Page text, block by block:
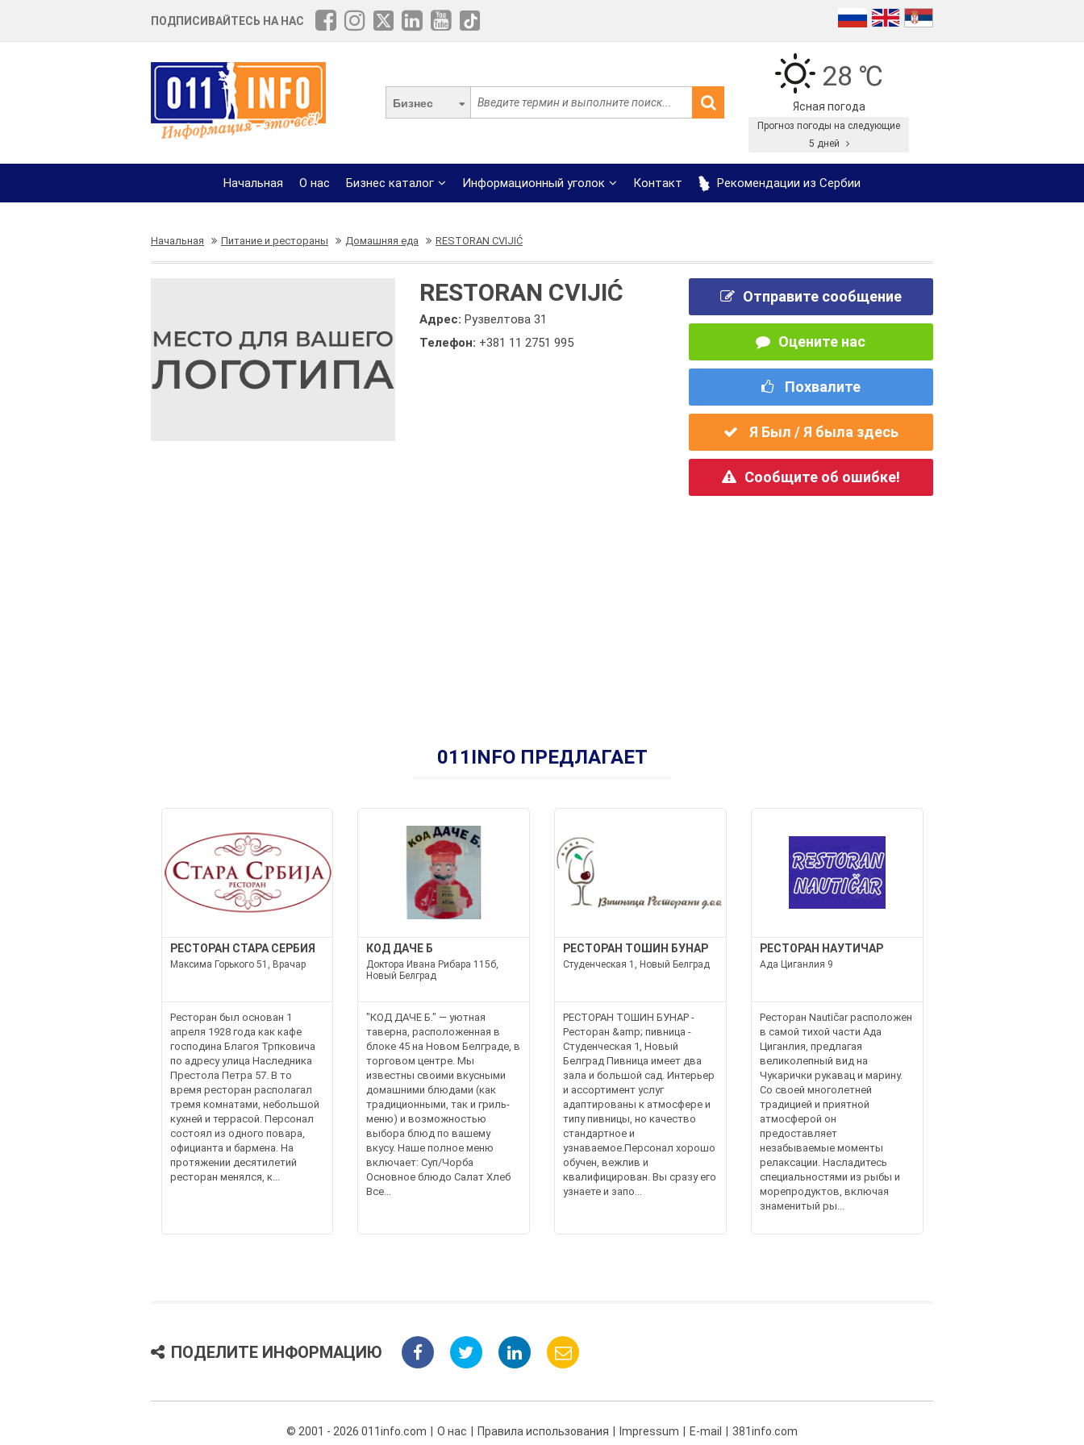
ПОДПИСИВАЙТЕСЬ НА НАС
Бизнес
28 ℃
Ясная погода
Прогноз погоды на следующие
5 дней
Начальная О нас Бизнес каталог Информационный уголок Контакт Рекомендации из Сербии
Начальная Питание и рестораны Домашняя еда RESTORAN CVIJIĆ
RESTORAN CVIJIĆ
Адрес:Рузвелтова 31
Телефон: +381 11 2751 995
Отправите сообщение
Оцените нас
Похвалите
Я Был / Я была здесь
Сообщите об ошибке!
011INFO ПРЕДЛАГАЕТ
РЕСТОРАН СТАРА СЕРБИЯ
Максима Горького 51, Врачар
Ресторан был основан 1
апреля 1928 года как кафе
господина Благоя Трпковича
по адресу улица Наследника
Престола Петра 57. В то
время ресторан располагал
тремя комнатами, небольшой
кухней и террасой. Персонал
состоял из одного повара,
официанта и бармена. На
протяжении десятилетий
ресторан менялся, к...
КОД ДАЧЕ Б
Доктора Ивана Рибара 115б,
Новый Белград
"КОД ДАЧЕ Б." — уютная
таверна, расположенная в
блоке 45 на Новом Белграде, в
торговом центре. Мы
известны своими вкусными
домашними блюдами (как
традиционными, так и гриль-
меню) и возможностью
выбора блюд по вашему
вкусу. Наше полное меню
включает: Суп/Чорба
Основное блюдо Салат Хлеб
Все...
РЕСТОРАН ТОШИН БУНАР
Студенческая 1, Новый Белград
РЕСТОРАН ТОШИН БУНАР -
Ресторан &amp; пивница -
Студенческая 1, Новый
Белград Пивница имеет два
зала и большой сад. Интерьер
и ассортимент услуг
адаптированы к атмосфере и
типу пивницы, но качество
стандартное и
узнаваемое.Персонал хорошо
обучен, вежлив и
квалифицирован. Вы сразу его
узнаете и запо...
РЕСТОРАН НАУТИЧАР
Ада Циганлия 9
Ресторан Nautičar расположен
в самой тихой части Ада
Циганлия, предлагая
великолепный вид на
Чукарички рукавац и марину.
Со своей многолетней
традицией и приятной
атмосферой он
предоставляет
незабываемые моменты
релаксации. Насладитесь
специальностями из рыбы и
морепродуктов, включая
знаменитый ры...
ПОДЕЛИТЕ ИНФОРМАЦИЮ
© 2001 - 2026 011info.com О нас Правила использования Impressum E-mail 381info.com